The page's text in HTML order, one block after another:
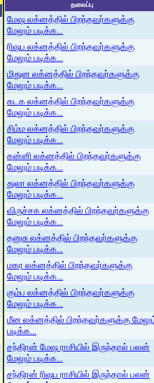
தலைப்பு
மேஷ லக்னத்தில் பிறந்தவர்களுக்கு
மேலும் படிக்க...
ரிஷப லக்னத்தில் பிறந்தவர்களுக்கு
மேலும் படிக்க...
மிதுன லக்னத்தில் பிறந்தவர்களுக்கு
மேலும் படிக்க...
கடக லக்னத்தில் பிறந்தவர்களுக்கு
மேலும் படிக்க...
சிம்ம லக்னத்தில் பிறந்தவர்களுக்கு
மேலும் படிக்க...
கன்னி லக்னத்தில் பிறந்தவர்களுக்கு
மேலும் படிக்க...
துலா லக்னத்தில் பிறந்தவர்களுக்கு
மேலும் படிக்க...
விருச்சக லக்னத்தில் பிறந்தவர்களுக்கு
மேலும் படிக்க...
தனுசு லக்னத்தில் பிறந்தவர்களுக்கு
மேலும் படிக்க...
மகர லக்னத்தில் பிறந்தவர்களுக்கு
மேலும் படிக்க...
கும்ப லக்னத்தில் பிறந்தவர்களுக்கு
மேலும் படிக்க...
மீன லக்னத்தில் பிறந்தவர்களுக்கு
படிக்க...
சந்திரன் மேஷ ராசியில் இருந்தால் பலன்
மேலும் படிக்க...
சந்திரன் ரிஷப ராசியில் இருந்தால் பலன்